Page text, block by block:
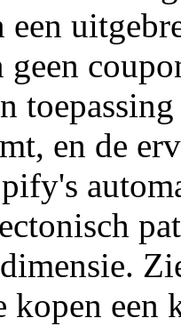
geen
en de
kopen een